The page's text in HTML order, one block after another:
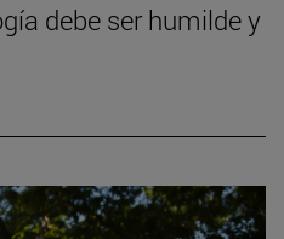
debe ser humilde y